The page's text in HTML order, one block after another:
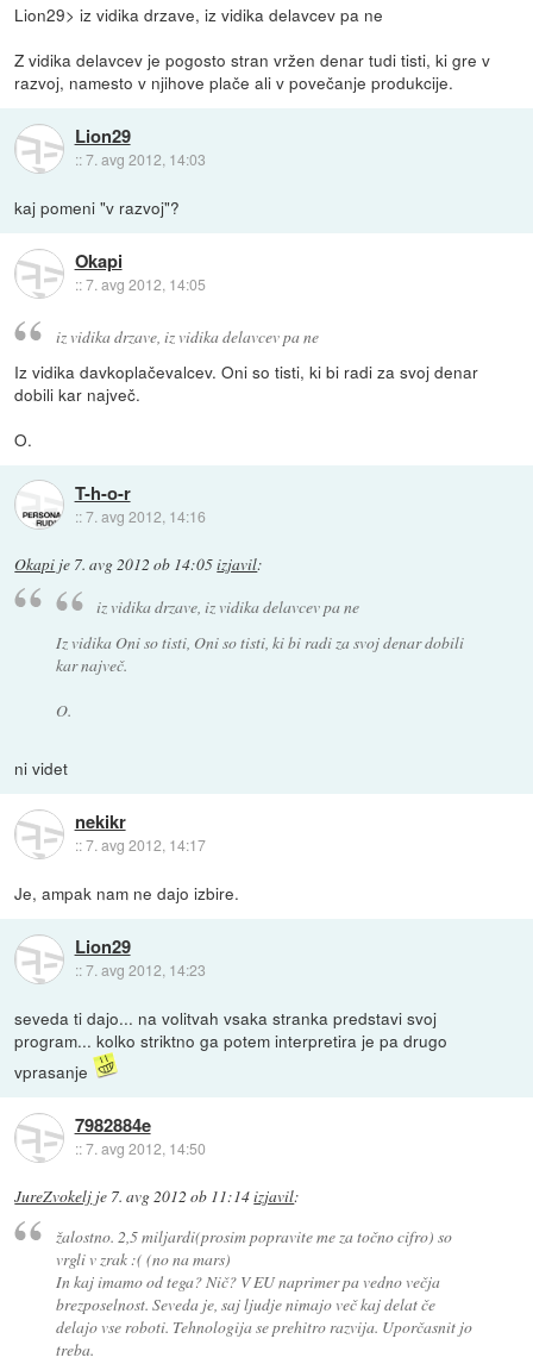
Lion29> iz vidika drzave, iz vidika delavcev pa ne
Z vidika delavcev je pogosto stran vržen denar tudi tisti, ki gre v
razvoj, namesto v njihove plače ali v povečanje produkcije.
Lion29
::7. avg 2012, 14:03
kaj pomeni "v razvoj"?
Okapi
::7. avg 2012, 14:05
iz vidika drzave, iz vidika delavcev pa ne
Iz vidika davkoplačevalcev. Oni so tisti, ki bi radi za svoj denar
dobili kar največ.
O.
T-h-o-r
::7. avg 2012, 14:16
Okapi je 7. avg 2012 ob 14:05izjavil:
iz vidika drzave, iz vidika delavcev pa ne
Iz vidika Oni so tisti, Oni so tisti, ki bi radi za svoj denar dobili
kar največ.
O.
ni videt
nekikr
::7. avg 2012, 14:17
Je, ampak nam ne dajo izbire.
Lion29
::7. avg 2012, 14:23
seveda ti dajo... na volitvah vsaka stranka predstavi svoj
program... kolko striktno ga potem interpretira je pa drugo
vprasanje
7982884e
::7. avg 2012, 14:50
JureZvokelj je 7. avg 2012 ob 11:14izjavil:
žalostno. 2,5 miljardi(prosim popravite me za točno cifro) so
vrgli v zrak :( (no na mars)
In kaj imamo od tega? Nič? V EU naprimer pa vedno večja
brezposelnost. Seveda je, saj ljudje nimajo več kaj delat če
delajo vse roboti. Tehnologija se prehitro razvija. Uporčasnit jo
treba.